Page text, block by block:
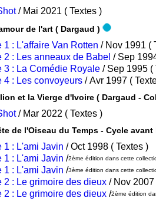
/ Mai 2021 ( Textes )
de l'art ( Dargaud )
1 : L'affaire Van Rotten
/
2 : Les anneaux de Babel
3 : La Comédie Royale
4 : Les convoyeurs / Avr 1997 (
/ Mar 2022 ( Textes )
1 : L'ami Javin
/ Oct 1998 ( Textes )
1 : L'ami Javin /2ème édition dans cette
1 : L'ami Javin /3ème édition dans cette
2 : Le grimoire des dieux
2 : Le grimoire des dieux /2ème édition